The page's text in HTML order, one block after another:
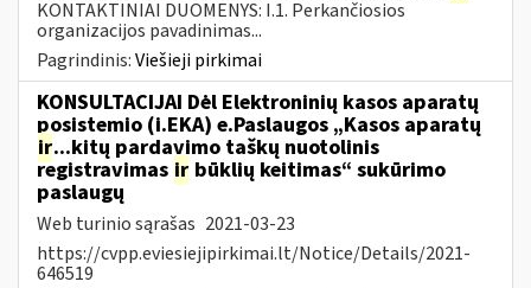
KONTAKTINIAI DUOMENYS: I.1. Perkančiosios
organizacijos pavadinimas...
Pagrindinis:Viešieji pirkimai
KONSULTACIJAI Dėl Elektroninių kasos aparatų
posistemio (i.EKA) e.Paslaugos „Kasos aparatų
ir...kitų pardavimo taškų nuotolinis
registravimas ir būklių keitimas“ sukūrimo
paslaugų
Web turinio sąrašas 2021-03-23
https://cvpp.eviesiejipirkimai.lt/Notice/Details/2021-
646519